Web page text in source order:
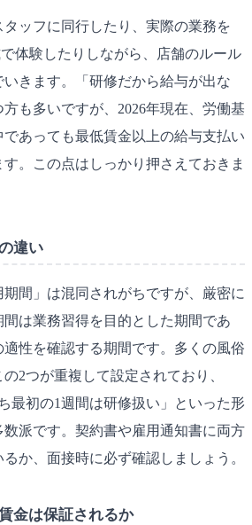
ッフに同行したり、実際の業務を
体験したりしながら、店舗のルール
きます。「研修だから給与が出な
も多いですが、2026年現在、労働基
あっても最低賃金以上の給与支払い
。この点はしっかり押さえておきま
違い
期間」は混同されがちですが、厳密に
は業務習得を目的とした期間であ
適性を確認する期間です。多くの風俗
2つが重複して設定されており、
最初の1週間は研修扱い」といった形
派です。契約書や雇用通知書に両方
か、面接時に必ず確認しましょう。
金は保証されるか